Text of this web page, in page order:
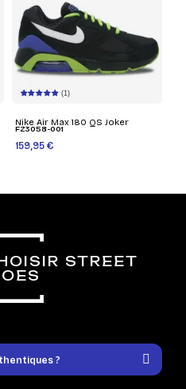
(1)
Nike Air Max 180 QS Joker
FZ3058-001
159,95 €
STREET
?